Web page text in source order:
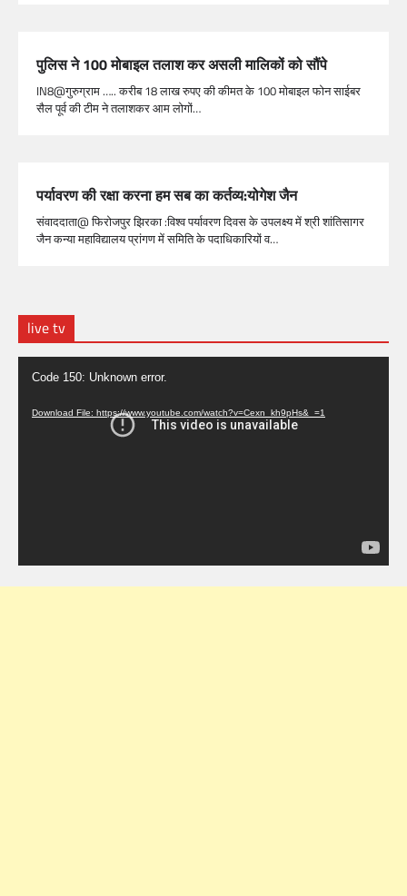
पुलिस ने 100 मोबाइल तलाश कर असली मालिकों को सौंपे
IN8@गुरुग्राम ….. करीब 18 लाख रुपए की कीमत के 100 मोबाइल फोन साईबर
सैल पूर्व की टीम ने तलाशकर आम लोगों…
पर्यावरण की रक्षा करना हम सब का कर्तव्य:योगेश जैन
संवाददाता@ फिरोजपुर झिरका :विश्व पर्यावरण दिवस के उपलक्ष्य में श्री शांतिसागर
जैन कन्या महाविद्यालय प्रांगण में समिति के पदाधिकारियों व…
live tv
Video
Player
Code 150: Unknown error.
Download File: https://www.youtube.com/watch?v=Cexn_kh9pHs&_=1